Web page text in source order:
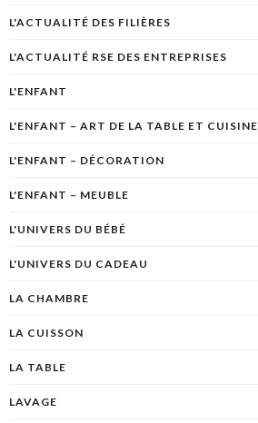
L'ACTUALITÉ DES FILIÈRES
L'ACTUALITÉ RSE DES ENTREPRISES
L'ENFANT
L'ENFANT – ART DE LA TABLE ET CUISINE
L'ENFANT – DÉCORATION
L'ENFANT – MEUBLE
L'UNIVERS DU BÉBÉ
L'UNIVERS DU CADEAU
LA CHAMBRE
LA CUISSON
LA TABLE
LAVAGE